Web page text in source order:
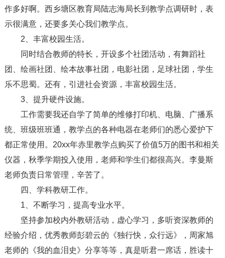
作多好啊。西乡塘区教育局陆志海局长到教学点调研时，表
示很满意，还要多关心我们教学点。
2、丰富校园生活。
同时结合教师的特长，开设多个社团活动，有舞蹈社
团、绘画社团、绘本故事社团，电影社团，足球社团，学生
乐不思蜀。还有，引进社会资源，丰富校园生活。
3、提升硬件设施。
工作需要我还自学了简单的维修打印机、电脑、广播系
统、班级班班通，教学点的各种电器在老师们的悉心爱护下
都正常使用。20xx年赤里教学点购买了价值5万的图书和相关
仪器，秋季学期投入使用，老师和学生们都很高兴。李曼斯
老师负责日常管理，辛苦了。
四、学科教研工作。
1、不断学习，提高专业水平。
坚持参加校内外教研活动，虚心学习，多听资深教师的
经验介绍，优秀教师彭碧云的《独行快，众行远》，周家旭
老师的《我的血泪史》分享等等，真是听君一席话，胜读十